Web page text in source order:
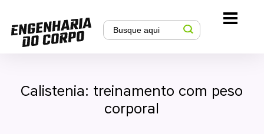
Calistenia: treinamento com peso
corporal